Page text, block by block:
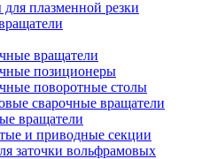
плазменной резки
вращатели
позиционеры
поворотные столы
сварочные вращатели
вращатели
и приводные секции
заточки вольфрамовых